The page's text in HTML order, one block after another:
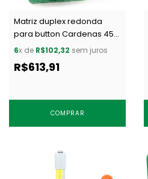
Matriz duplex redonda
para button Cardenas 45
mm c/ 1 un
6x de R$102,32 sem juros
R$613,91
COMPRAR